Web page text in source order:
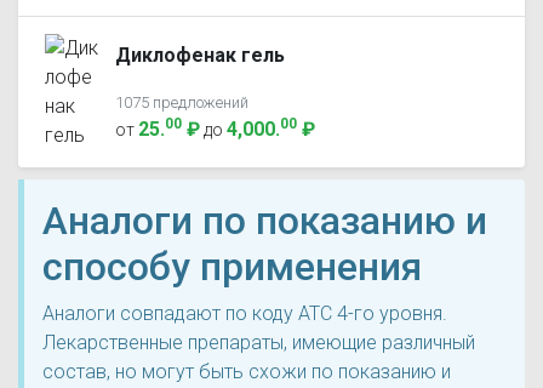
Диклофенак гель
1075 предложений
от 25.00 ₽ до 4,000.00 ₽
Аналоги по показанию и
способу применения
Аналоги совпадают по коду ATC 4-го уровня.
Лекарственные препараты, имеющие различный
состав, но могут быть схожи по показанию и